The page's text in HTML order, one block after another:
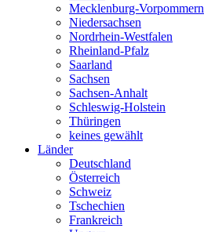
Mecklenburg-Vorpommern
Niedersachsen
Nordrhein-Westfalen
Rheinland-Pfalz
Saarland
Sachsen
Sachsen-Anhalt
Schleswig-Holstein
Thüringen
keines gewählt
Länder
Deutschland
Österreich
Schweiz
Tschechien
Frankreich